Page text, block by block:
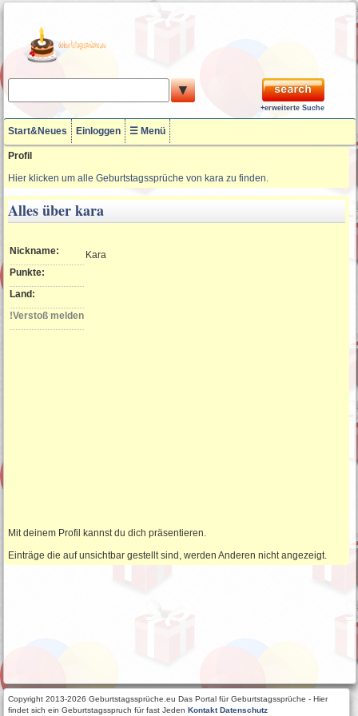
▼
+erweiterte Suche
Start&Neues Einloggen ☰ Menü
Profil
Hier klicken um alle Geburtstagssprüche von kara zu finden.
Alles über kara
Nickname:
Kara
Punkte:
Land:
!Verstoß melden
Mit deinem Profil kannst du dich präsentieren.
Einträge die auf unsichtbar gestellt sind, werden Anderen nicht angezeigt.
Copyright 2013-2026 Geburtstagssprüche.eu Das Portal für Geburtstagssprüche - Hier
findet sich ein Geburtstagsspruch für fast JedenKontakt Datenschutz